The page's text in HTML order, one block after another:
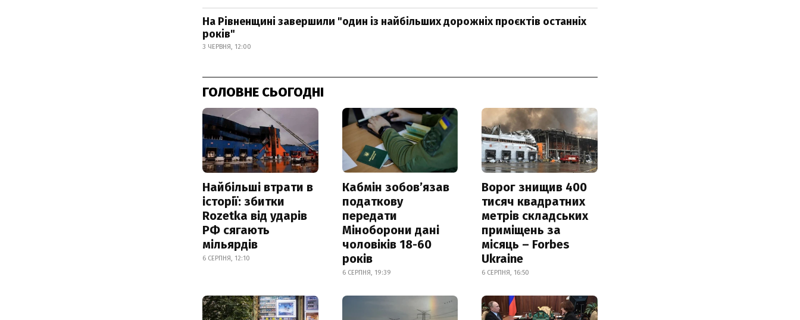
На Рівненщині завершили "один із найбільших дорожніх проєктів останніх
років"
3 ЧЕРВНЯ, 12:00
ГОЛОВНЕ СЬОГОДНІ
Найбільші втрати в
історії: збитки
Rozetka від ударів
РФ сягають
мільярдів
6 СЕРПНЯ, 12:10
Кабмін зобовʼязав
податкову
передати
Міноборони дані
чоловіків 18-60
років
6 СЕРПНЯ, 19:39
Ворог знищив 400
тисяч квадратних
метрів складських
приміщень за
місяць – Forbes
Ukraine
6 СЕРПНЯ, 16:50